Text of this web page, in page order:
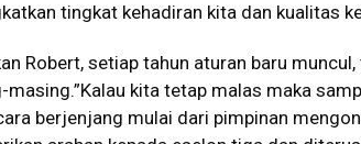
tingkat kehadiran kita dan kualitas
Robert, setiap tahun aturan baru
masing.”Kalau kita tetap malas maka
berjenjang mulai dari pimpinan